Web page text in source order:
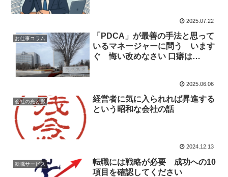
2025.07.22
お仕事コラム
「PDCA」が最善の手法と思って
いるマネージャーに問う います
ぐ 悔い改めなさい 口癖は
2025.06.06
会社の光と影
経営者に気に入られれば昇進する
という昭和な会社の話
2024.12.13
転職サービス
転職には戦略が必要 成功への10
項目を確認してください